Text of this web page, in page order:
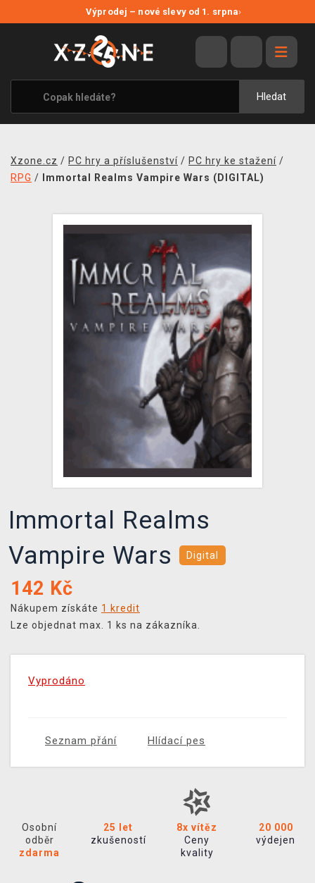
Výprodej – nové slevy od 1. srpna›
Hledat
VÝPRODEJ
VIDEOHRY
XZONE ORIGINALS
TÉMATIKY
MERCHANDISE
PRODEJNY
TCG & BOARDGAME HUB
Xzone.cz / PC hry a příslušenství / PC hry ke stažení /
RPG / Immortal Realms Vampire Wars (DIGITAL)
Immortal Realms
Vampire Wars
Digital
142 Kč
Nákupem získáte 1 kredit
Lze objednat max. 1 ks na zákazníka.
Vyprodáno
Seznam přání Hlídací pes
Osobní
odběr
zdarma
25 let
zkušeností
8x vítěz
Ceny
kvality
20 000
výdejen